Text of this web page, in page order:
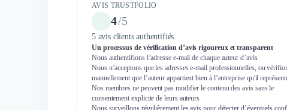
AVIS TRUSTFOLIO
4/5
5 avis clients authentifiés
Un processus de vérification d’avis rigoureux et transparent
Nous authentifions l’adresse e-mail de chaque auteur d’avis
Nous n’acceptons que les adresses e-mail professionnelles, ou
manuellement que l’auteur appartient bien à l’entreprise qu'il
Nos membres ne peuvent pas modifier le contenu des avis sans le
consentement explicite de leurs auteurs
Nous surveillons régulièrement les avis pour détecter d’éventuels